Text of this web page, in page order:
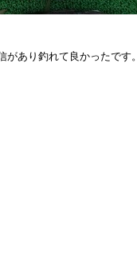
あり釣れて良かったです。